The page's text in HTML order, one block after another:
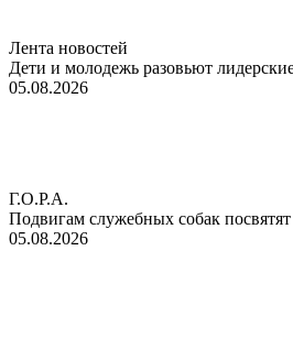
Лента новостей
Дети и молодежь разовьют лидерские
05.08.2026
Г.О.Р.А.
Подвигам служебных собак посвятят
05.08.2026